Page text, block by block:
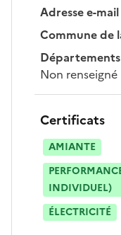
Adresse e-mail
Commune de
Non renseigné
Certificats
AMIANTE
INDIVIDUEL)
ÉLECTRICITÉ